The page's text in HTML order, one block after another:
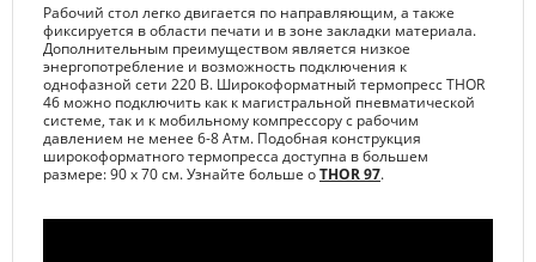
Рабочий стол легко двигается по направляющим, а также
фиксируется в области печати и в зоне закладки материала.
Дополнительным преимуществом является низкое
энергопотребление и возможность подключения к
однофазной сети 220 В. Широкоформатный термопресс THOR
46 можно подключить как к магистральной пневматической
системе, так и к мобильному компрессору с рабочим
давлением не менее 6-8 Атм. Подобная конструкция
широкоформатного термопресса доступна в большем
размере: 90 х 70 см. Узнайте больше оTHOR 97.